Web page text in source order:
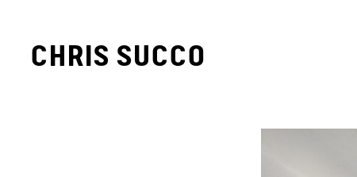
CHRIS SUCCO